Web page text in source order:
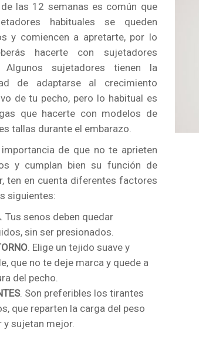
las 12 semanas es común que
habituales se queden
y comiencen a apretarte, por lo
hacerte con sujetadores
Algunos sujetadores tienen la
de adaptarse al crecimiento
de tu pecho, pero lo habitual es
que hacerte con modelos de
tallas durante el embarazo.
de que no te aprieten
y cumplan bien su función de
ten en cuenta diferentes factores
siguientes:
. Tus senos deben quedar
sin ser presionados.
. Elige un tejido suave y
que no te deje marca y quede a
del pecho.
. Son preferibles los tirantes
que reparten la carga del peso
y sujetan mejor.